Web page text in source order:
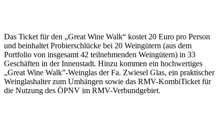
Das Ticket für den „Great Wine Walk“ kostet 20 Euro pro Person
und beinhaltet Probierschlücke bei 20 Weingütern (aus dem
Portfolio von insgesamt 42 teilnehmenden Weingütern) in 33
Geschäften in der Innenstadt. Hinzu kommen ein hochwertiges
„Great Wine Walk”-Weinglas der Fa. Zwiesel Glas, ein praktischer
Weinglashalter zum Umhängen sowie das RMV-KombiTicket für
die Nutzung des ÖPNV im RMV-Verbundgebiet.